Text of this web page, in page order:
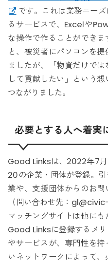
です。これは業務ニー
るサービスで、Excelや
な操作で作ることができ
と、被災者にパソコンを
ましたが、「物資だけで
して貢献したい」という
つながりました。
必要とする人へ着実
Good Linksは、2022年7
20の企業・団体が登録。
業や、支援団体からのお
（問い合わせ先：
マッチングサイトは他に
Good Linksに登録するメ
やサービスが、専門性を
いネットワークによって